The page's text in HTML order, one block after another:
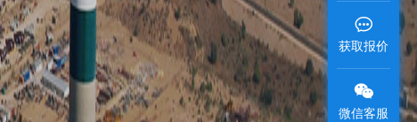
获取报价
微信客服